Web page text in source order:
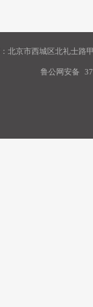
北京市西城区北礼士路
鲁公网安备